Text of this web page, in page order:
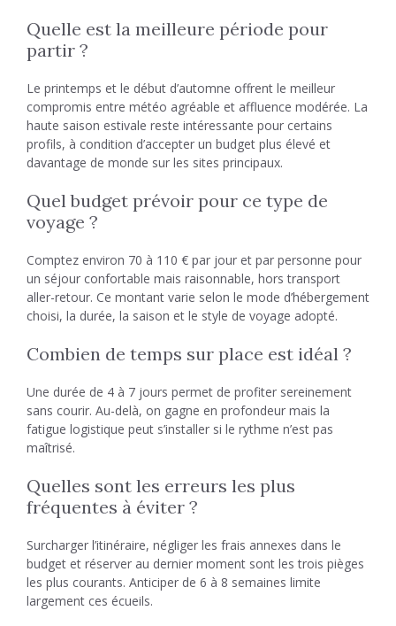
Quelle est la meilleure période pour
partir ?
Le printemps et le début d’automne offrent le meilleur
compromis entre météo agréable et affluence modérée. La
haute saison estivale reste intéressante pour certains
profils, à condition d’accepter un budget plus élevé et
davantage de monde sur les sites principaux.
Quel budget prévoir pour ce type de
voyage ?
Comptez environ 70 à 110 € par jour et par personne pour
un séjour confortable mais raisonnable, hors transport
aller-retour. Ce montant varie selon le mode d’hébergement
choisi, la durée, la saison et le style de voyage adopté.
Combien de temps sur place est idéal ?
Une durée de 4 à 7 jours permet de profiter sereinement
sans courir. Au-delà, on gagne en profondeur mais la
fatigue logistique peut s’installer si le rythme n’est pas
maîtrisé.
Quelles sont les erreurs les plus
fréquentes à éviter ?
Surcharger l’itinéraire, négliger les frais annexes dans le
budget et réserver au dernier moment sont les trois pièges
les plus courants. Anticiper de 6 à 8 semaines limite
largement ces écueils.